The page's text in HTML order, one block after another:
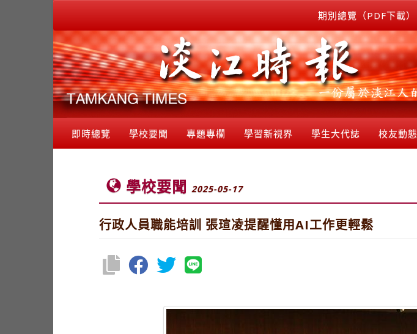
期別總覽（PDF下載）
即時總覽 學校要聞 專題專欄 學習新視界 學生大代誌 校友動態
學校要聞 2025-05-17
行政人員職能培訓 張瑄凌提醒懂用AI工作更輕鬆